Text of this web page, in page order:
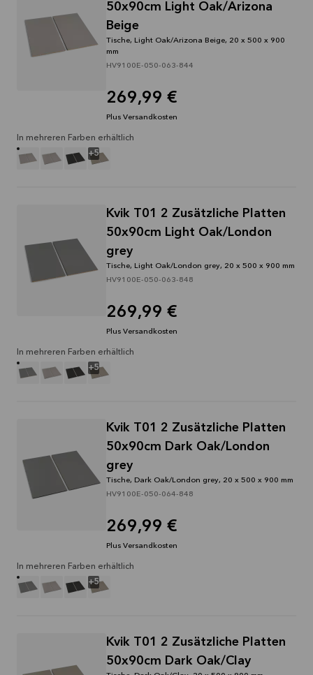
50x90cm Light Oak/Arizona
Beige
Tische, Light Oak/Arizona Beige, 20 x 500 x 900
mm
HV9100E-050-063-844
269,99 €
Plus Versandkosten
In mehreren Farben erhältlich
+5
Kvik T01 2 Zusätzliche Platten
50x90cm Light Oak/London
grey
Tische, Light Oak/London grey, 20 x 500 x 900 mm
HV9100E-050-063-848
269,99 €
Plus Versandkosten
In mehreren Farben erhältlich
+5
Kvik T01 2 Zusätzliche Platten
50x90cm Dark Oak/London
grey
Tische, Dark Oak/London grey, 20 x 500 x 900 mm
HV9100E-050-064-848
269,99 €
Plus Versandkosten
In mehreren Farben erhältlich
+5
Kvik T01 2 Zusätzliche Platten
50x90cm Dark Oak/Clay